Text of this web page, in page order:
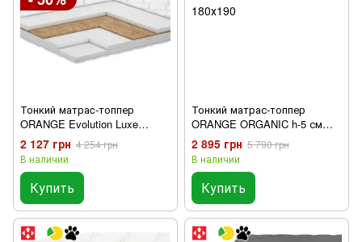
Тонкий матраc-топпер
ORANGE Evolution Luxe
Cocos
2 127 грн 4 254 грн
В наличии
Купить
Тонкий матрас-топпер
ORANGE ORGANIC h-5 см
180х190
2 895 грн 5 790 грн
В наличии
Купить